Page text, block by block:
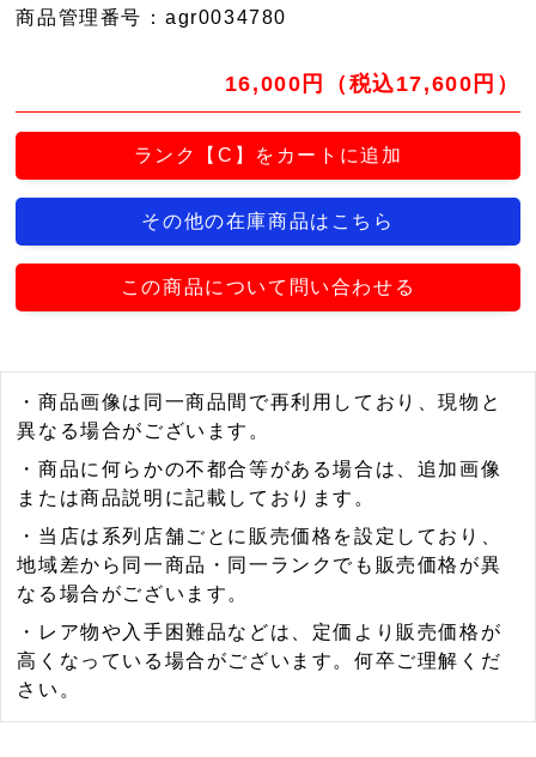
商品管理番号 ：agr0034780
16,000円（税込17,600円）
ランク【C】をカートに追加
その他の在庫商品はこちら
この商品について問い合わせる
・商品画像は同一商品間で再利用しており、現物と
異なる場合がございます。
・商品に何らかの不都合等がある場合は、追加画像
または商品説明に記載しております。
・当店は系列店舗ごとに販売価格を設定しており、
地域差から同一商品・同一ランクでも販売価格が異
なる場合がございます。
・レア物や入手困難品などは、定価より販売価格が
高くなっている場合がございます。何卒ご理解くだ
さい。